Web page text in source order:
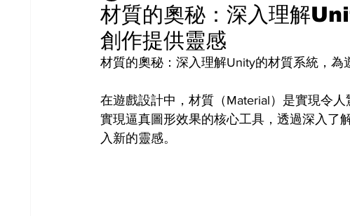
材質的奧秘：深入理解
創作提供靈感
材質的奧秘：深入理解Unity的材質系統，為
在遊戲設計中，材質（Material）是實現令
實現逼真圖形效果的核心工具，透過深入了
入新的靈感。